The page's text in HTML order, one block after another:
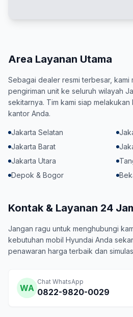
Area Layanan Utama
Sebagai dealer resmi terbesar, kami
pengiriman unit ke seluruh wilayah
sekitarnya. Tim kami siap
kantor Anda.
Jakarta Selatan
Jakarta Barat
Jakarta Utara
Depok & Bogor
Kontak & Layanan 24
Jangan ragu untuk menghubungi
kebutuhan mobil Hyundai Anda
penawaran harga terbaik dan
WA
Chat WhatsApp
0822-9820-0029